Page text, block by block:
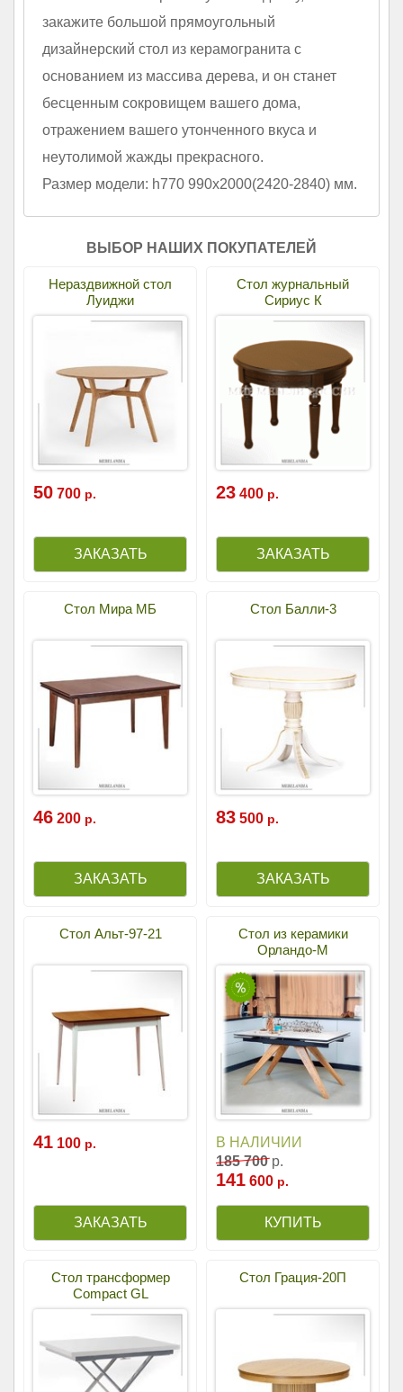
закажите большой прямоугольный
дизайнерский стол из керамогранита с
основанием из массива дерева, и он станет
бесценным сокровищем вашего дома,
отражением вашего утонченного вкуса и
неутолимой жажды прекрасного.
Размер модели: h770 990х2000(2420-2840) мм.
ВЫБОР НАШИХ ПОКУПАТЕЛЕЙ
Нераздвижной стол
Луиджи
50 700 р.
Стол журнальный
Сириус К
23 400 р.
Стол Мира МБ
46 200 р.
Стол Балли-3
83 500 р.
Стол Альт-97-21
41 100 р.
Стол из керамики
Орландо-М
В НАЛИЧИИ
185 700р.
141 600 р.
Стол трансформер
Compact GL
Стол Грация-20П